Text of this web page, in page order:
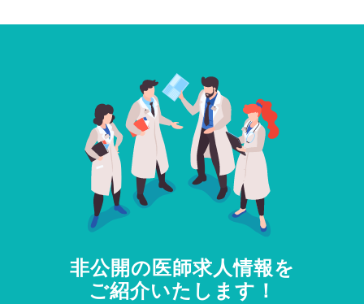
非公開の医師求人情報を
ご紹介いたします！